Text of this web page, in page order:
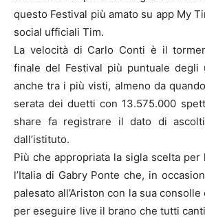
questo Festival più amato su app My
social ufficiali Tim.
La velocità di Carlo Conti è il
finale del Festival più puntuale degli
anche tra i più visti, almeno da
serata dei duetti con 13.575.000
share fa registrare il dato di
dall’istituto.
Più che appropriata la sigla scelta per
l’Italia di Gabry Ponte che, in
palesato all’Ariston con la sua
per eseguire live il brano che tutti